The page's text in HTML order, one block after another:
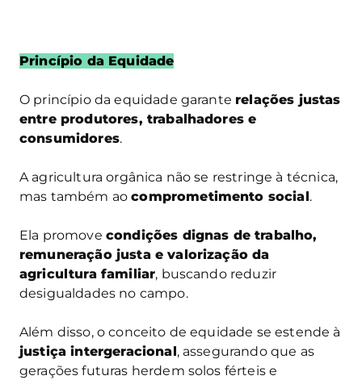
Princípio da Equidade
O princípio da equidade garante relações justas
entre produtores, trabalhadores e
consumidores.
A agricultura orgânica não se restringe à técnica,
mas também aocomprometimento social.
Ela promove condições dignas de trabalho,
remuneração justa e valorização da
agricultura familiar, buscando reduzir
desigualdades no campo.
Além disso, o conceito de equidade se estende à
justiça intergeracional, assegurando que as
gerações futuras herdem solos férteis e